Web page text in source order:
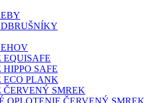
EQUISAFE
SAFE
ECO PLANK
ČERVENÝ SMREK